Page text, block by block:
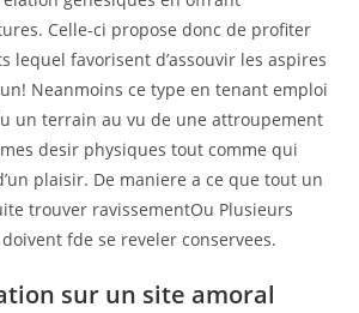
Celle-ci propose donc de profiter
lequel favorisent d’assouvir les aspires
Neanmoins ce type en tenant emploi
un terrain au vu de une attroupement
desir physiques tout comme qui
plaisir. De maniere a ce que tout un
trouver ravissementOu Plusieurs
fde se reveler conservees.
sur un site amoral